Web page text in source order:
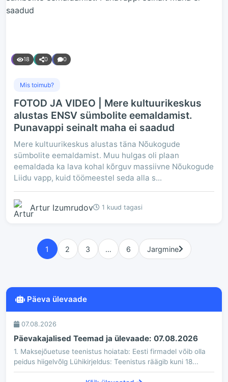
18 0 0
Mis toimub?
FOTOD JA VIDEO | Mere kultuurikeskus
alustas ENSV sümbolite eemaldamist.
Punavappi seinalt maha ei saadud
Mere kultuurikeskus alustas täna Nõukogude
sümbolite eemaldamist. Muu hulgas oli plaan
eemaldada ka lava kohal kõrguv massiivne Nõukogude
Liidu vapp, kuid töömeestel seda alla s...
Artur Izumrudov 1 kuud tagasi
1 2 3 … 6 Jargmine
Päeva ülevaade
07.08.2026
Päevakajalised Teemad ja ülevaade: 07.08.2026
1. Maksejõuetuse teenistus hoiatab: Eesti firmadel võib olla
peidus hiigelvõlg Lühikirjeldus: Teenistus räägib kuni 18...